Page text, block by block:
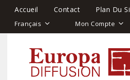
Accueil Contact Plan Du
Français Mon Compte